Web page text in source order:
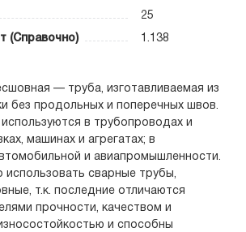
25
(Справочно) 1.138
— труба, изготавливаемая из
без продольных и поперечных швов.
в трубопроводах и
машинах и агрегатах; в
и авиапромышленности.
использовать сварные трубы,
т.к. последние отличаются
прочности, качеством и
и способны